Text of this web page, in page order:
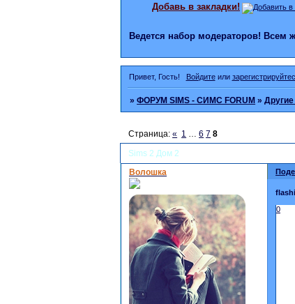
Добавь в закладки!
Ведется набор модераторов!
Привет, Гость! Войдитеили
»ФОРУМ SIMS - СИМС FORUM »
Sims 2 Дом 2
Страница:« 1 … 6 7 8
Волошка
0